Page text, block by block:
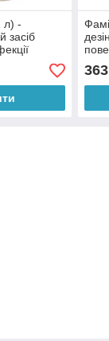
л) -
засіб